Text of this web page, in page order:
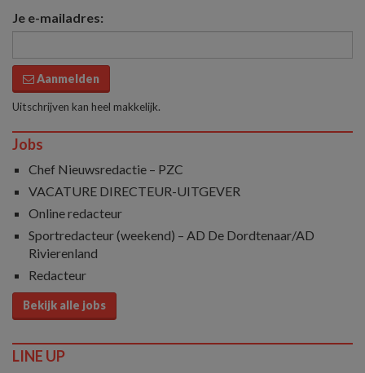
Je e-mailadres:
Aanmelden
Uitschrijven kan heel makkelijk.
Jobs
Chef Nieuwsredactie – PZC
VACATURE DIRECTEUR-UITGEVER
Online redacteur
Sportredacteur (weekend) – AD De Dordtenaar/AD
Rivierenland
Redacteur
Bekijk alle jobs
LINE UP